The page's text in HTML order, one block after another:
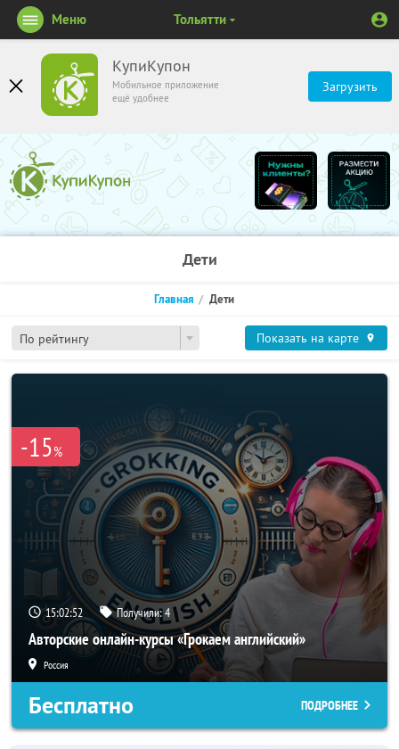
КупиКупон
Мобильное приложение
ещё удобнее
Загрузить
Меню Тольятти
Дети
По рейтингу
Главная Дети
Показать на карте
-15%
15:02:51 Получили:4
Авторские онлайн-курсы «Грокаем английский»
Россия
Бесплатно ПОДРОБНЕЕ